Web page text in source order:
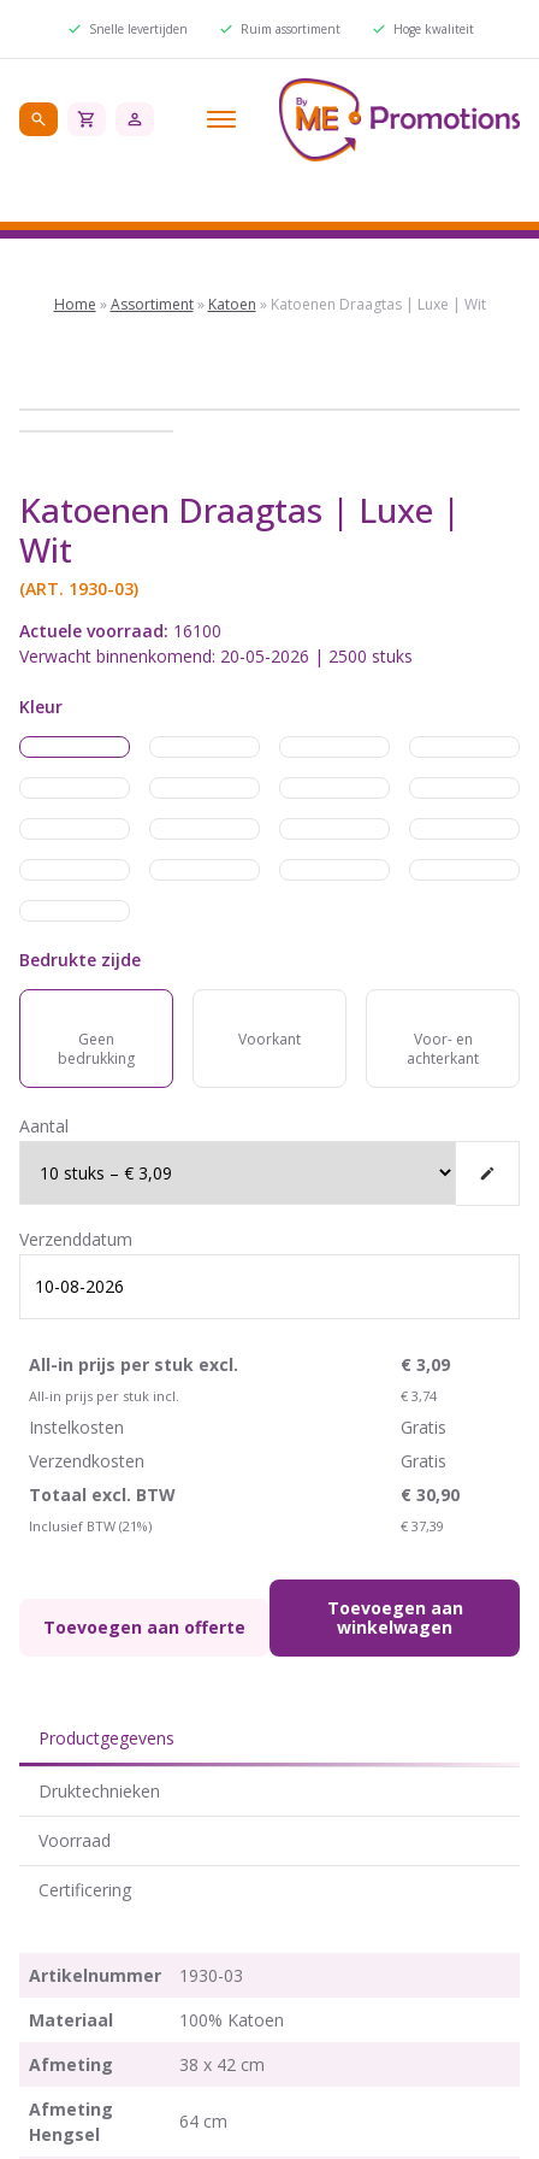
Snelle levertijden Ruim assortiment Hoge kwaliteit
Home »Assortiment» Katoen » Katoenen Draagtas | Luxe | Wit
Katoenen Draagtas | Luxe |
Wit
(ART. 1930-03)
Actuele voorraad: 16100
Verwacht binnenkomend: 20-05-2026 | 2500 stuks
Kleur
Bedrukte zijde
Geen
bedrukking
Voorkant
Voor- en
achterkant
Aantal
Verzenddatum
All-in prijs per stuk excl. € 3,09
All-in prijs per stuk incl. € 3,74
Instelkosten
Gratis
Verzendkosten
Gratis
Totaal excl. BTW
€ 30,90
Inclusief BTW (21%) € 37,39
Toevoegen aan offerte
Toevoegen aan
winkelwagen
Productgegevens
Druktechnieken
Voorraad
Certificering
Artikelnummer
1930-03
Materiaal
100% Katoen
Afmeting
38 x 42 cm
Afmeting
Hengsel
64 cm